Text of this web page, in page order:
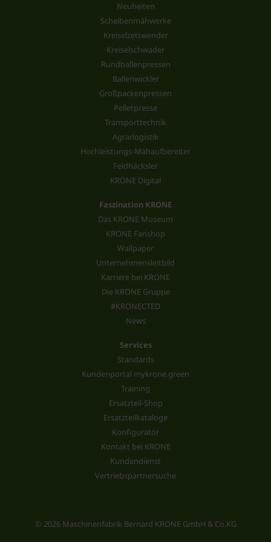
Neuheiten
Scheibenmähwerke
Kreiselzettwender
Kreiselschwader
Rundballenpressen
Ballenwickler
Großpackenpressen
Pelletpresse
Transporttechnik
Agrarlogistik
Hochleistungs-Mähaufbereiter
Feldhäcksler
KRONE Digital
Faszination KRONE
Das KRONE Museum
KRONE Fanshop
Wallpaper
Unternehmensleitbild
Karriere bei KRONE
Die KRONE Gruppe
#KRONECTED
News
Services
Standards
Kundenportal mykrone.green
Training
Ersatzteil-Shop
Ersatzteilkataloge
Konfigurator
Kontakt bei KRONE
Kundendienst
Vertriebspartnersuche
© 2026 Maschinenfabrik Bernard KRONE GmbH & Co.KG